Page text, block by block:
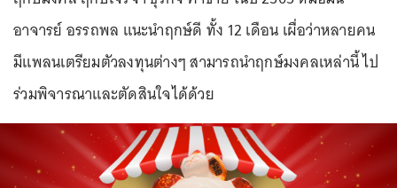
อาจารย์ อรรถพล แนะนำฤกษ์ดี ทั้ง 12 เดือน เผื่อว่าหลายคน
มีแพลนเตรียมตัวลงทุนต่างๆ สามารถนำฤกษ์มงคลเหล่านี้ ไป
ร่วมพิจารณาและตัดสินใจได้ด้วย